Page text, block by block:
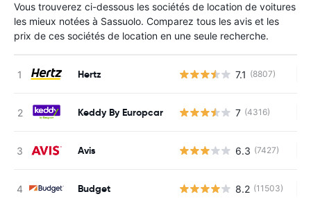
Vous trouverez ci-dessous les sociétés de location de voitures
les mieux notées à Sassuolo. Comparez tous les avis et les
prix de ces sociétés de location en une seule recherche.
Hertz 7.1 (8807)
Keddy By Europcar 7 (4316)
Avis 6.3 (7427)
Budget 8.2 (11503)